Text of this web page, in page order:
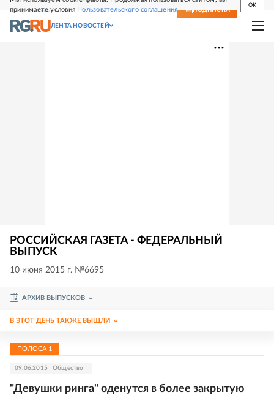
принимаете условия Пользовательского соглашения
OK
СВЕЖИЙ НОМЕР ПОДПИСКА
ЛЕНТА НОВОСТЕЙ
РОССИЙСКАЯ ГАЗЕТА - ФЕДЕРАЛЬНЫЙ
ВЫПУСК
10 июня 2015 г. №6695
АРХИВ ВЫПУСКОВ
В ЭТОТ ДЕНЬ ТАКЖЕ ВЫШЛИ
ПОЛОСА 1
09.06.2015 Общество
"Девушки ринга" оденутся в более закрытую